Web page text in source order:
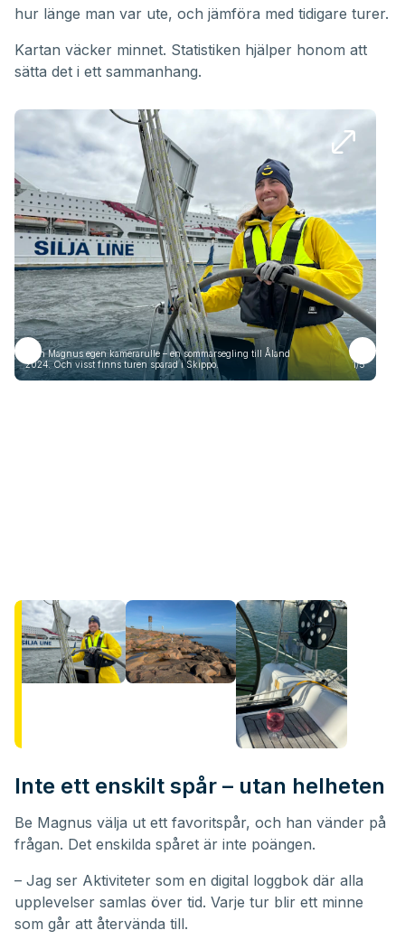
hur länge man var ute, och jämföra med tidigare turer.
Kartan väcker minnet. Statistiken hjälper honom att
sätta det i ett sammanhang.
Från Magnus egen kamerarulle – en sommarsegling till Åland
2024. Och visst finns turen sparad i Skippo.
1/5
Inte ett enskilt spår – utan helheten
Be Magnus välja ut ett favoritspår, och han vänder på
frågan. Det enskilda spåret är inte poängen.
– Jag ser Aktiviteter som en digital loggbok där alla
upplevelser samlas över tid. Varje tur blir ett minne
som går att återvända till.